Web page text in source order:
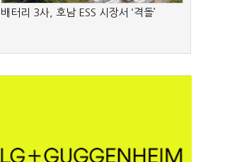
배터리 3사, 호남 ESS 시장서 ‘격돌’